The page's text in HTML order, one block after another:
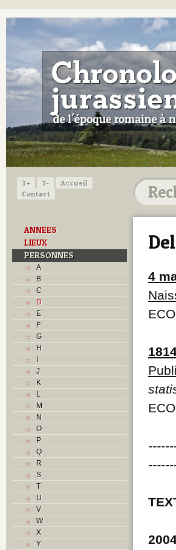
T+ T-
Accueil
Contact
ANNEES
LIEUX
PERSONNES
A
B
C
D
E
F
G
H
I
J
K
L
M
N
O
P
Q
R
S
T
U
V
W
X
Y
4